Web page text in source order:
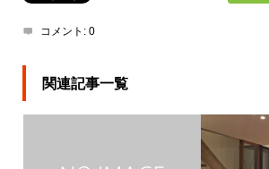
コメント: 0
関連記事一覧